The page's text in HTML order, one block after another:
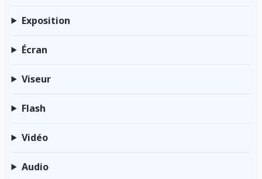
Exposition
Écran
Viseur
Flash
Vidéo
Audio